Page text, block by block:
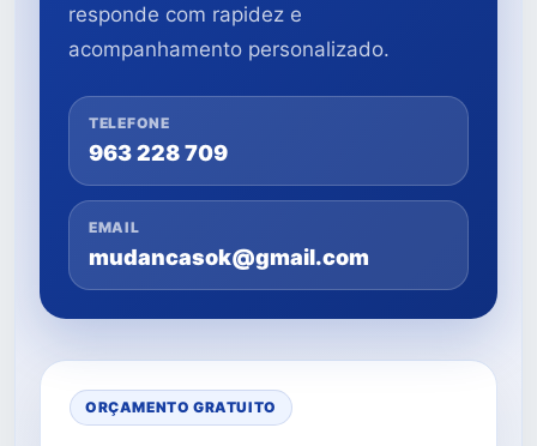
responde com rapidez e
acompanhamento personalizado.
TELEFONE
963 228 709
EMAIL
mudancasok@gmail.com
ORÇAMENTO GRATUITO